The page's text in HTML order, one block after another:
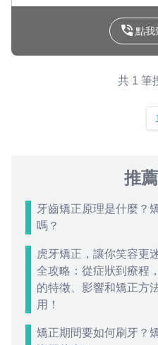
點我
共 1 筆
1
推
牙齒矯正原理是什麼？
嗎？
虎牙矯正，讓你笑容更
全攻略：從症狀到療程
的特徵、影響和矯正方
用！
矯正期間要如何刷牙？